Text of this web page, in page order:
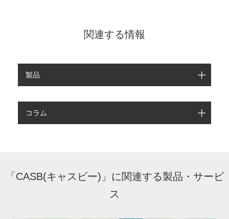
関連する情報
製品
コラム
「CASB(キャスビー)」に関連する製品・サービ
ス